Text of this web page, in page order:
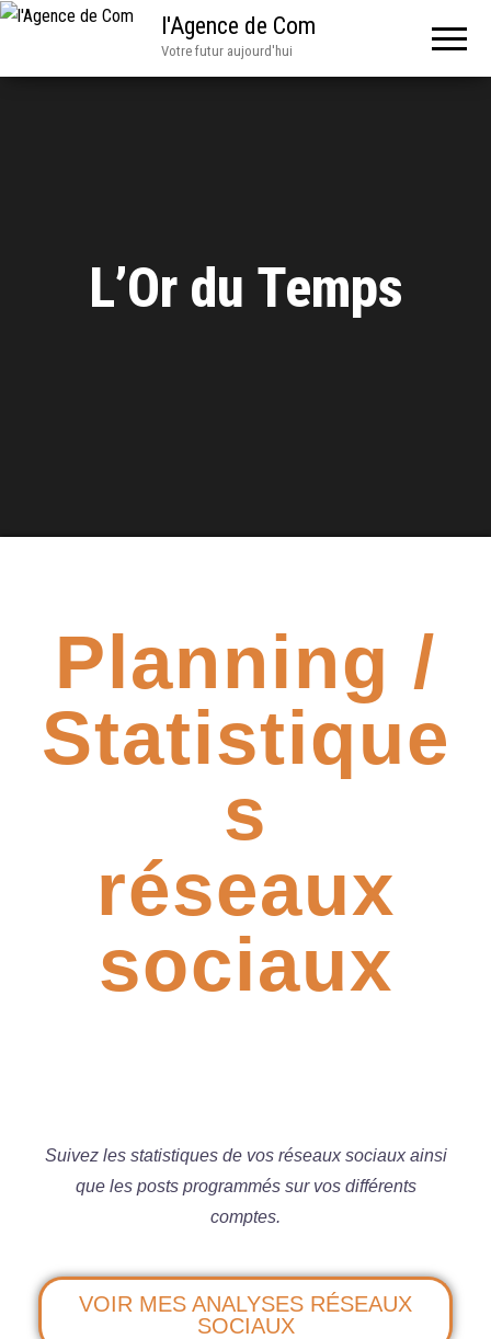
l'Agence de Com
Votre futur aujourd'hui
L’Or du Temps
Planning /
Statistique
s
réseaux
sociaux
Suivez les statistiques de vos réseaux sociaux ainsi
que les posts programmés sur vos différents
comptes.
VOIR MES ANALYSES RÉSEAUX
SOCIAUX